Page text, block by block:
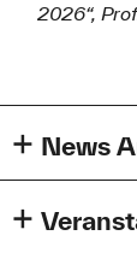
2026“,
News